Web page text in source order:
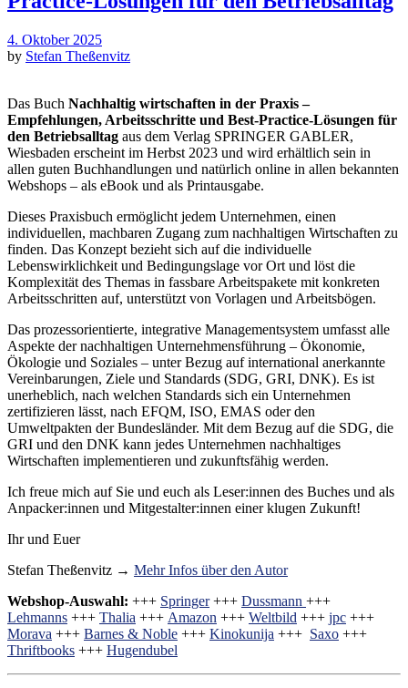
4. Oktober 2025
by Stefan Theßenvitz
Das Buch Nachhaltig wirtschaften in der Praxis –
Empfehlungen, Arbeitsschritte und Best-Practice-Lösungen für
den Betriebsalltag aus dem Verlag SPRINGER GABLER,
Wiesbaden erscheint im Herbst 2023 und wird erhältlich sein in
allen guten Buchhandlungen und natürlich online in allen bekannten
Webshops – als eBook und als Printausgabe.
Dieses Praxisbuch ermöglicht jedem Unternehmen, einen
individuellen, machbaren Zugang zum nachhaltigen Wirtschaften zu
finden. Das Konzept bezieht sich auf die individuelle
Lebenswirklichkeit und Bedingungslage vor Ort und löst die
Komplexität des Themas in fassbare Arbeitspakete mit konkreten
Arbeitsschritten auf, unterstützt von Vorlagen und Arbeitsbögen.
Das prozessorientierte, integrative Managementsystem umfasst alle
Aspekte der nachhaltigen Unternehmensführung – Ökonomie,
Ökologie und Soziales – unter Bezug auf international anerkannte
Vereinbarungen, Ziele und Standards (SDG, GRI, DNK). Es ist
unerheblich, nach welchen Standards sich ein Unternehmen
zertifizieren lässt, nach EFQM, ISO, EMAS oder den
Umweltpakten der Bundesländer. Mit dem Bezug auf die SDG, die
GRI und den DNK kann jedes Unternehmen nachhaltiges
Wirtschaften implementieren und zukunftsfähig werden.
Ich freue mich auf Sie und euch als Leser:innen des Buches und als
Anpacker:innen und Mitgestalter:innen einer klugen Zukunft!
Ihr und Euer
Stefan Theßenvitz → Mehr Infos über den Autor
Webshop-Auswahl: +++ Springer+++ Dussmann +++
Lehmanns +++ Thalia +++ Amazon +++ Weltbild +++ jpc +++
Morava +++ Barnes & Noble +++ Kinokunija +++ Saxo +++
Thriftbooks +++ Hugendubel